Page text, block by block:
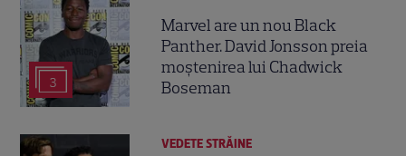
3
Marvel are un nou Black
Panther. David Jonsson preia
moștenirea lui Chadwick
Boseman
VEDETE STRĂINE